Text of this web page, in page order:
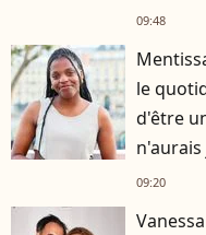
09:48
le
d'être
09:20